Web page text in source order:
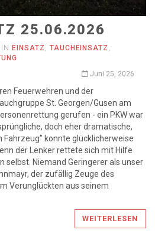
25.06.2026
INEINSATZ , TAUCHEINSATZ ,
Juni 25, 2026
Feuerwehren und der
St. Georgen/Gusen am
gerufen - ein PKW war
doch eher dramatische,
Fahrzeug” konnte glücklicherweise
der Lenker rettete sich mit Hilfe
selbst. Niemand Geringerer als unser
der zufällig Zeuge des
Verunglückten aus seinem
WEITERLESEN